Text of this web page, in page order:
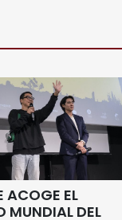
ACOGE EL
MUNDIAL DEL